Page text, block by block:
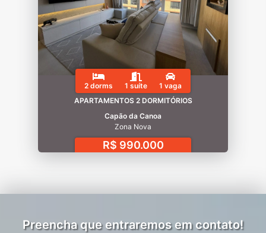
2 dorms 1 suíte
1 vaga
APARTAMENTOS 2 DORMITÓRIOS
Capão da Canoa
Zona Nova
R$ 990.000
Preencha que entraremos em contato!